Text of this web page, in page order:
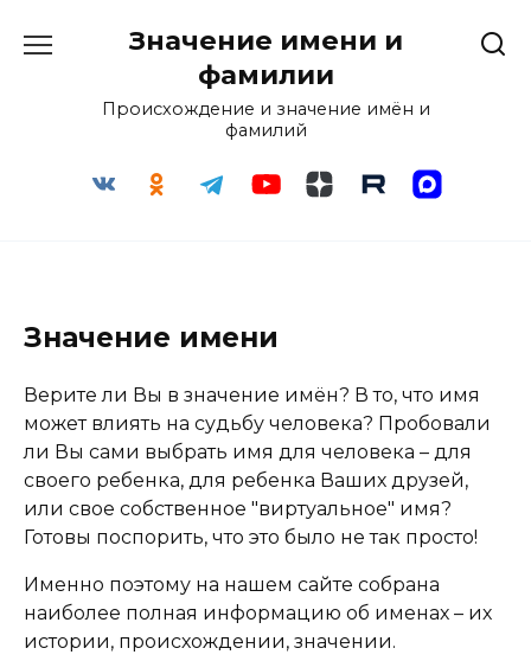
Значение имени и
фамилии
Происхождение и значение имён и
фамилий
Значение имени
Верите ли Вы в значение имён? В то, что имя
может влиять на судьбу человека? Пробовали
ли Вы сами выбрать имя для человека – для
своего ребенка, для ребенка Ваших друзей,
или свое собственное "виртуальное" имя?
Готовы поспорить, что это было не так просто!
Именно поэтому на нашем сайте собрана
наиболее полная информацию об именах – их
истории, происхождении, значении.